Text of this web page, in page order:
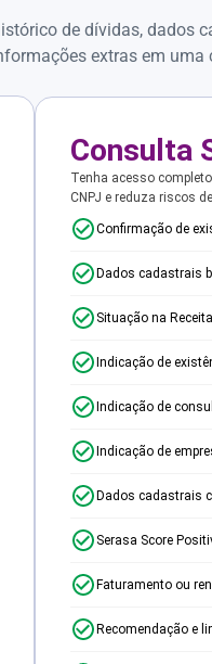
de dívidas, dados
extras em uma
Consulta
Tenha acesso
CNPJ e reduza riscos
Confirmação de
Dados cadastrais
Situação na Receita
Indicação de
Indicação de
Indicação de
Dados cadastrais
Serasa Score
Faturamento ou
Recomendação e